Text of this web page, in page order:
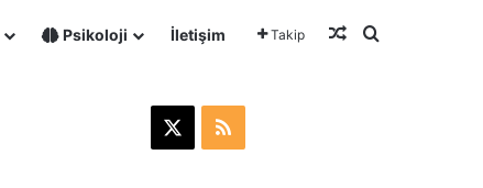
Psikoloji İletişim Takip Rastgele Makale
Arama yap
R